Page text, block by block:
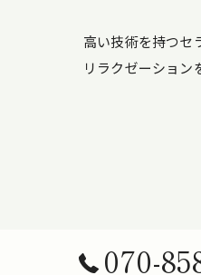
高い技術を持つセ
リラクゼーション
070-